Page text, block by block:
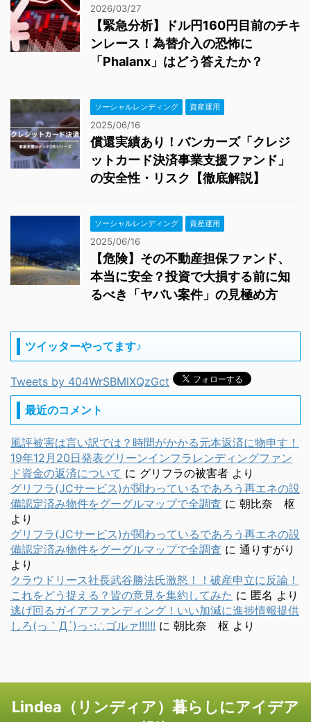
2026/03/27
【緊急分析】ドル円160円目前のチキ
ンレース！為替介入の恐怖に
「Phalanx」はどう答えたか？
ソーシャルレンディング 資産運用
2025/06/16
償還実績あり！バンカーズ「クレジ
ットカード決済事業支援ファンド」
の安全性・リスク【徹底解説】
ソーシャルレンディング 資産運用
2025/06/16
【危険】その不動産担保ファンド、
本当に安全？投資で大損する前に知
るべき「ヤバい案件」の見極め方
ツイッターやってます♪
Tweets by 404WrSBMlXQzGct
最近のコメント
風評被害は言い訳では？時間がかかる元本返済に物申す！
19年12月20日発表グリーンインフラレンディングファン
ド資金の返済について に グリフラの被害者 より
グリフラ(JCサービス)が関わっているであろう再エネの設
備認定済み物件をグーグルマップで全調査 に 朝比奈 枢
より
グリフラ(JCサービス)が関わっているであろう再エネの設
備認定済み物件をグーグルマップで全調査 に 通りすがり
より
クラウドリース社長武谷勝法氏激怒！！破産申立に反論！
これをどう捉える？皆の意見を集約してみた に 匿名 より
逃げ回るガイアファンディング！いい加減に進捗情報提供
しろ(っ｀Д´)っ･:∴ゴルァ!!!!!! に 朝比奈 枢 より
Lindea（リンディア）暮らしにアイデア